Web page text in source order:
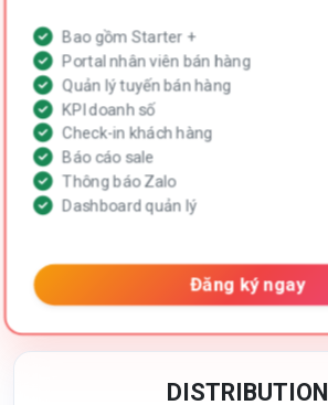
Bao gồm Starter +
Portal nhân viên bán hàng
Quản lý tuyến bán hàng
KPI doanh số
Check-in khách hàng
Báo cáo sale
Thông báo Zalo
Dashboard quản lý
Đăng ký ngay
DISTRIBUTION